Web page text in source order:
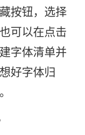
按钮，选择
可以在点击
字体清单并
好字体归